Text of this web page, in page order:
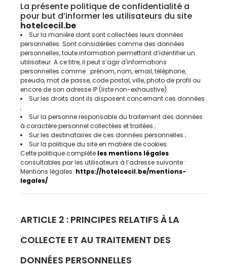
La présente politique de confidentialité a
pour but d’informer les utilisateurs du site
hotelcecil.be
Sur la manière dont sont collectées leurs données
personnelles. Sont considérées comme des données
personnelles, toute information permettant d’identifier un
utilisateur. A ce titre, il peut s’agir d'informations
personnelles comme : prénom, nom, email, téléphone,
pseudo, mot de passe, code postal, ville, photo de profil ou
encore de son adresse IP (liste non-exhaustive).
Sur les droits dont ils disposent concernant ces données
;
Sur la personne responsable du traitement des données
à caractère personnel collectées et traitées ;
Sur les destinataires de ces données personnelles ;
Sur la politique du site en matière de cookies.
Cette politique complète les mentions légales
consultables par les utilisateurs à l’adresse suivante :
Mentions légales: https://hotelcecil.be/mentions-
legales/
ARTICLE 2 : PRINCIPES RELATIFS À LA
COLLECTE ET AU TRAITEMENT DES
DONNÉES PERSONNELLES